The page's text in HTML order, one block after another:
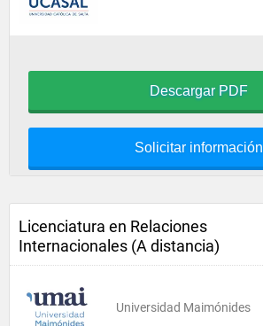
Descargar PDF
Solicitar información
Licenciatura en Relaciones
Internacionales (A distancia)
Universidad Maimónides